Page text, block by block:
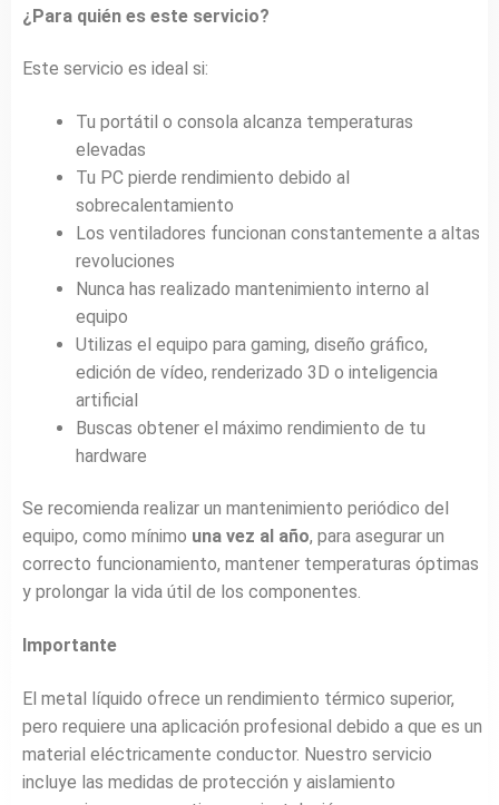
¿Para quién es este servicio?
Este servicio es ideal si:
Tu portátil o consola alcanza temperaturas
elevadas
Tu PC pierde rendimiento debido al
sobrecalentamiento
Los ventiladores funcionan constantemente a altas
revoluciones
Nunca has realizado mantenimiento interno al
equipo
Utilizas el equipo para gaming, diseño gráfico,
edición de vídeo, renderizado 3D o inteligencia
artificial
Buscas obtener el máximo rendimiento de tu
hardware
Se recomienda realizar un mantenimiento periódico del
equipo, como mínimo una vez al año, para asegurar un
correcto funcionamiento, mantener temperaturas óptimas
y prolongar la vida útil de los componentes.
Importante
El metal líquido ofrece un rendimiento térmico superior,
pero requiere una aplicación profesional debido a que es un
material eléctricamente conductor. Nuestro servicio
incluye las medidas de protección y aislamiento